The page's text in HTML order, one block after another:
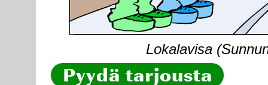
Lokalavisa
Pyydä tarjousta